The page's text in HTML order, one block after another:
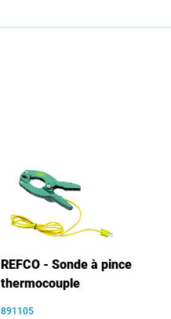
REFCO - Sonde à pince
thermocouple
891105